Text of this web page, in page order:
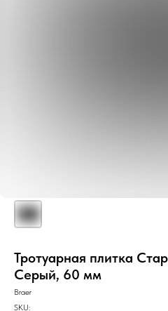
Тротуарная плитка
Серый, 60 мм
Braer
SKU: